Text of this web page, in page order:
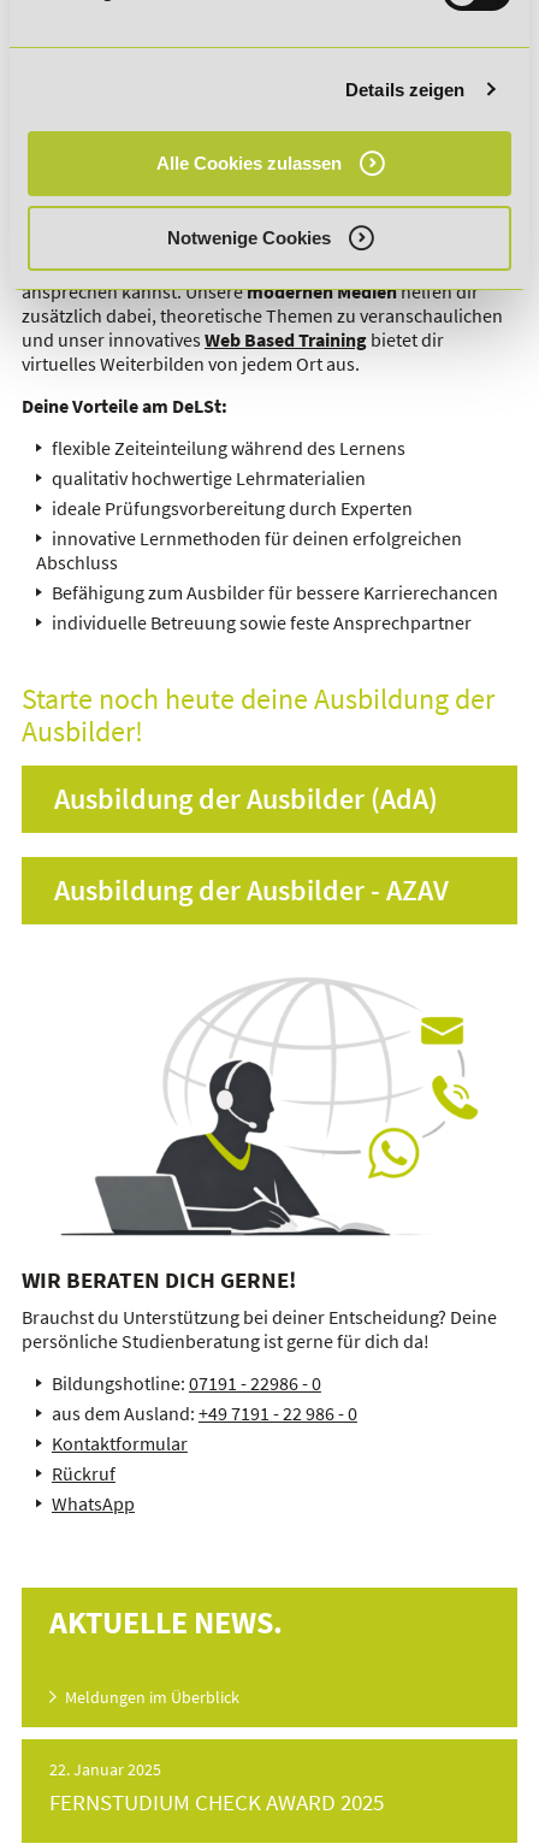
Details zeigen
Alle Cookies zulassen
Notwenige Cookies
berufsbegleitend beträgt die Kursdauer 3 Monate
kostenfrei unter- oder
überschreiten. Deine Flexibilität während des Lernens liegt
uns am Herzen und unsere Expertise im Fernlehren kommt
dir während der gesamten Ausbildungszeit zugute.
offenen Fragen kontaktieren, zum Üben der
Prüfungssimulation oder bei komplexen Themen
ansprechen kannst. Unseremodernen Medienhelfen dir
zusätzlich dabei, theoretische Themen zu veranschaulichen
und unser innovatives Web Based Trainingbietet dir
virtuelles Weiterbilden von jedem Ort aus.
Deine Vorteile am DeLSt:
flexible Zeiteinteilung während des Lernens
qualitativ hochwertige Lehrmaterialien
ideale Prüfungsvorbereitung durch Experten
innovative Lernmethoden für deinen erfolgreichen
Abschluss
Befähigung zum Ausbilder für bessere Karrierechancen
individuelle Betreuung sowie feste Ansprechpartner
Starte noch heute deine Ausbildung der
Ausbilder!
Ausbildung der Ausbilder (AdA)
Ausbildung der Ausbilder - AZAV
WIR BERATEN DICH GERNE!
Brauchst du Unterstützung bei deiner Entscheidung? Deine
persönliche Studienberatung ist gerne für dich da!
Bildungshotline: 07191 - 22986 - 0
aus dem Ausland: +49 7191 - 22 986 - 0
Kontaktformular
Rückruf
WhatsApp
AKTUELLE NEWS.
Meldungen im Überblick
22. Januar 2025
FERNSTUDIUM CHECK AWARD 2025